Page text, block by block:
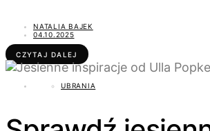
NATALIA BAJEK
04.10.2025
CZYTAJ DALEJ
UBRANIA